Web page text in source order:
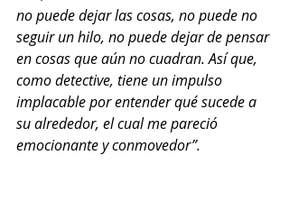
no puede dejar las cosas, no puede no
seguir un hilo, no puede dejar de pensar
en cosas que aún no cuadran. Así que,
como detective, tiene un impulso
implacable por entender qué sucede a
su alrededor, el cual me pareció
emocionante y conmovedor”.